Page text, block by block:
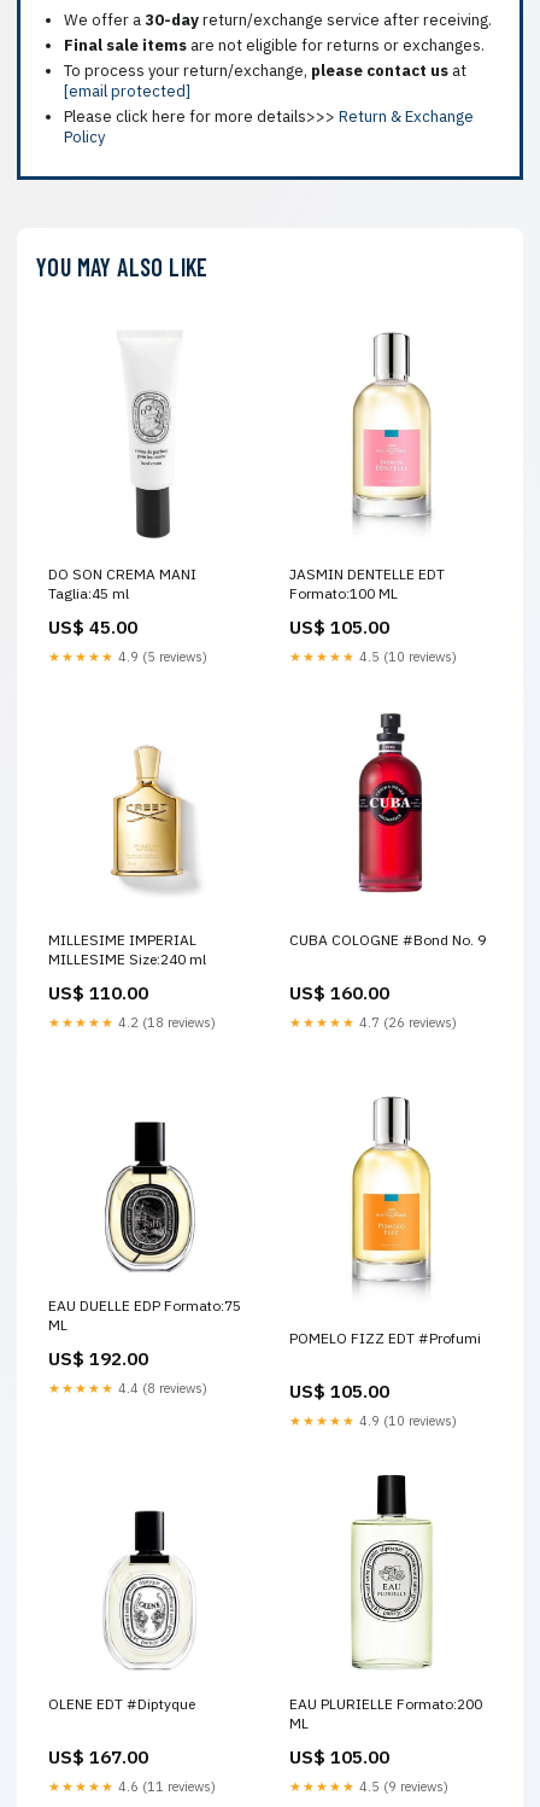
We offer a30-dayreturn/exchange service after receiving.
Final sale items are not eligible for returns or exchanges.
To process your return/exchange, please contact us at
[email protected]
Please click here for more details>>> Return & Exchange
Policy
YOU MAY ALSO LIKE
DO SON CREMA MANI
Taglia:45 ml
US$ 45.00
★★★★★ 4.9 (5 reviews)
JASMIN DENTELLE EDT
Formato:100 ML
US$ 105.00
★★★★★ 4.5 (10 reviews)
MILLESIME IMPERIAL
MILLESIME Size:240 ml
US$ 110.00
★★★★★ 4.2 (18 reviews)
CUBA COLOGNE #Bond No. 9
US$ 160.00
★★★★★ 4.7 (26 reviews)
EAU DUELLE EDP Formato:75
ML
US$ 192.00
★★★★★ 4.4 (8 reviews)
POMELO FIZZ EDT #Profumi
US$ 105.00
★★★★★ 4.9 (10 reviews)
OLENE EDT #Diptyque
US$ 167.00
★★★★★ 4.6 (11 reviews)
EAU PLURIELLE Formato:200
ML
US$ 105.00
★★★★★ 4.5 (9 reviews)